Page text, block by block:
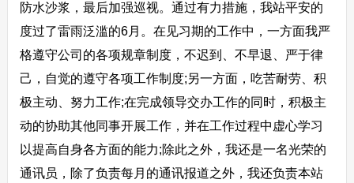
防水沙浆，最后加强巡视。通过有力措施，我站平安的
度过了雷雨泛滥的6月。在见习期的工作中，一方面我严
格遵守公司的各项规章制度，不迟到、不早退、严于律
己，自觉的遵守各项工作制度;另一方面，吃苦耐劳、积
极主动、努力工作;在完成领导交办工作的同时，积极主
动的协助其他同事开展工作，并在工作过程中虚心学习
以提高自身各方面的能力;除此之外，我还是一名光荣的
通讯员，除了负责每月的通讯报道之外，我还负责本站